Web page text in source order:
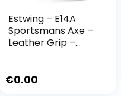
Estwing – E14A
Sportsmans Axe –
Leather Grip –
€0.00